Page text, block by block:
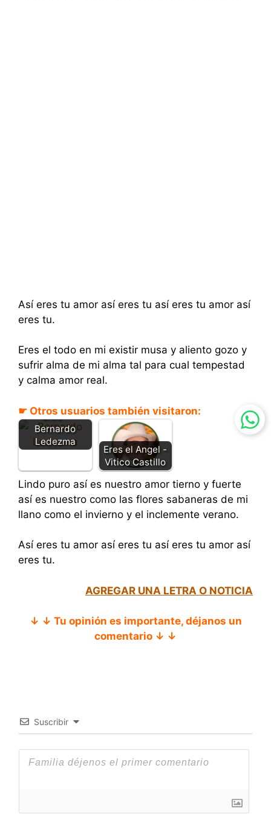
Así eres tu amor así eres tu así eres tu amor así
eres tu.
Eres el todo en mi existir musa y aliento gozo y
sufrir alma de mi alma tal para cual tempestad
y calma amor real.
☛ Otros usuarios también visitaron:
Eres -
Bernardo
Ledezma
Eres el Angel -
Vitico Castillo
Lindo puro así es nuestro amor tierno y fuerte
así es nuestro como las flores sabaneras de mi
llano como el invierno y el inclemente verano.
Así eres tu amor así eres tu así eres tu amor así
eres tu.
AGREGAR UNA LETRA O NOTICIA
↓ ↓ Tu opinión es importante, déjanos un
comentario ↓ ↓
Suscribir